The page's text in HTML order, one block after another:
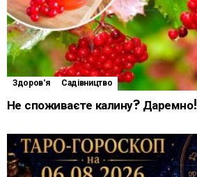
Здоров'я Садівництво
Не споживаєте калину? Даремно!